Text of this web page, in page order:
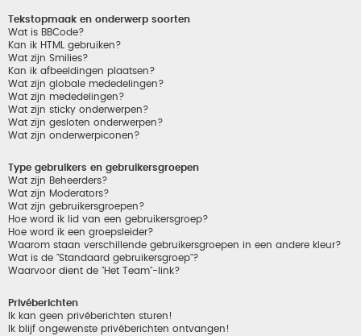
Tekstopmaak en onderwerp soorten
Wat is BBCode?
Kan ik HTML gebruiken?
Wat zijn Smilies?
Kan ik afbeeldingen plaatsen?
Wat zijn globale mededelingen?
Wat zijn mededelingen?
Wat zijn sticky onderwerpen?
Wat zijn gesloten onderwerpen?
Wat zijn onderwerpiconen?
Type gebruikers en gebruikersgroepen
Wat zijn Beheerders?
Wat zijn Moderators?
Wat zijn gebruikersgroepen?
Hoe word ik lid van een gebruikersgroep?
Hoe word ik een groepsleider?
Waarom staan verschillende gebruikersgroepen in een andere kleur?
Wat is de "Standaard gebruikersgroep"?
Waarvoor dient de "Het Team"-link?
Privéberichten
Ik kan geen privéberichten sturen!
Ik blijf ongewenste privéberichten ontvangen!